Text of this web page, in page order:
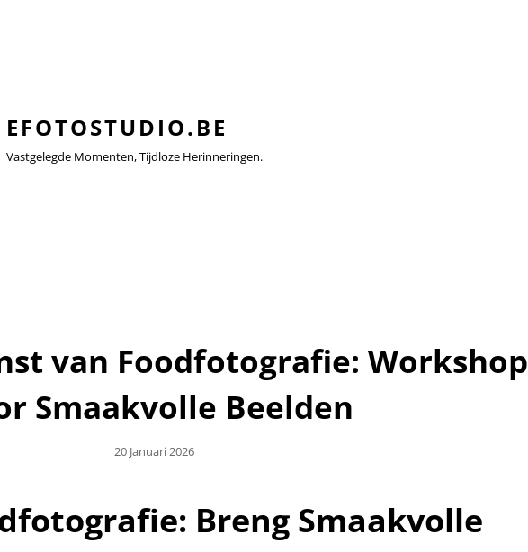
EFOTOSTUDIO.BE
Vastgelegde Momenten, Tijdloze Herinneringen.
van Foodfotografie: Workshop
Smaakvolle Beelden
Geplaatst
20 Januari 2026
Breng Smaakvolle